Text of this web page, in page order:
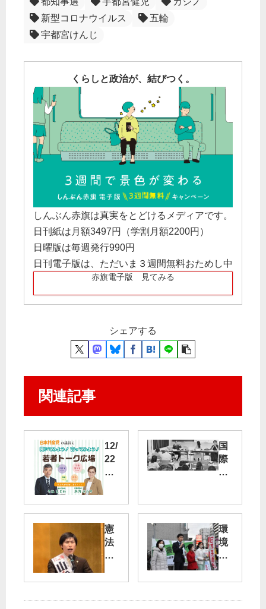
新型コロナウイルス
五輪
宇都宮けんじ
くらしと政治が、結びつく。
しんぶん赤旗は真実をとどけるメディアです。
日刊紙は月額3497円（学割月額2200円）
日曜版は毎週発行990円
日刊電子版は、ただいま３週間無料おためし中
赤旗電子版 見てみる
シェアする
関連記事
12/
22
（
・
23
（
さ
国
際
基
大
戦
争
法
学
で
憲
法
守
共
環
境
破
壊
の